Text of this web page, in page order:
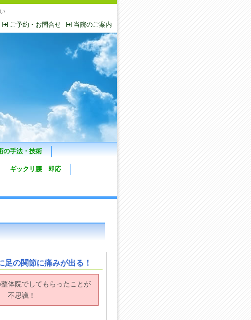
ご予約・お問合せ 当院のご案内
の手法・技術
ギックリ腰 即応
足の関節に痛みが出る！
体院でしてもらったことが
不思議！